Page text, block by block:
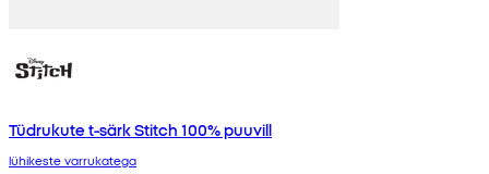
Tüdrukute t-särk Stitch 100% puuvill
lühikeste varrukatega